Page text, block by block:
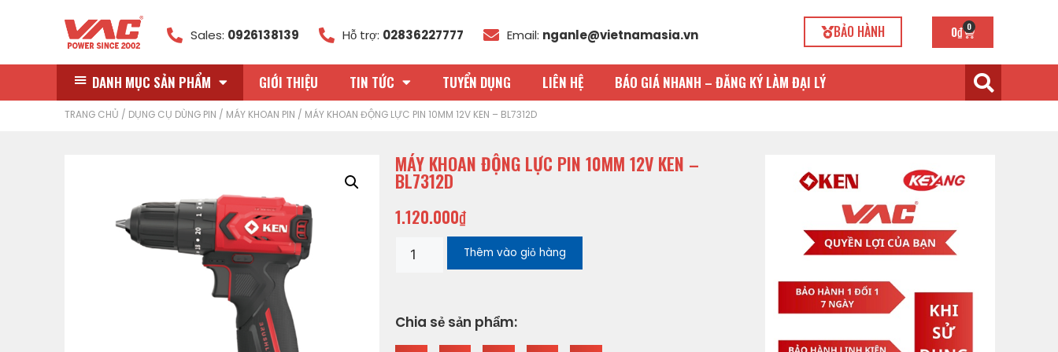
Sales: 0926138139 Hỗ trợ: 02836227777 Email: nganle@vietnamasia.vn BẢO HÀNH 0₫ 0
DANH MỤC SẢN PHẨM GIỚI THIỆU TIN TỨC TUYỂN DỤNG LIÊN HỆ BÁO GIÁ NHANH – ĐĂNG KÝ LÀM ĐẠI LÝ
TRANG CHỦ / DỤNG CỤ DÙNG PIN / MÁY KHOAN PIN / MÁY KHOAN ĐỘNG LỰC PIN 10MM 12V KEN – BL7312D
MÁY KHOAN ĐỘNG LỰC PIN 10MM 12V KEN –
BL7312D
1.120.000₫
Thêm vào giỏ hàng
Chia sẻ sản phẩm: